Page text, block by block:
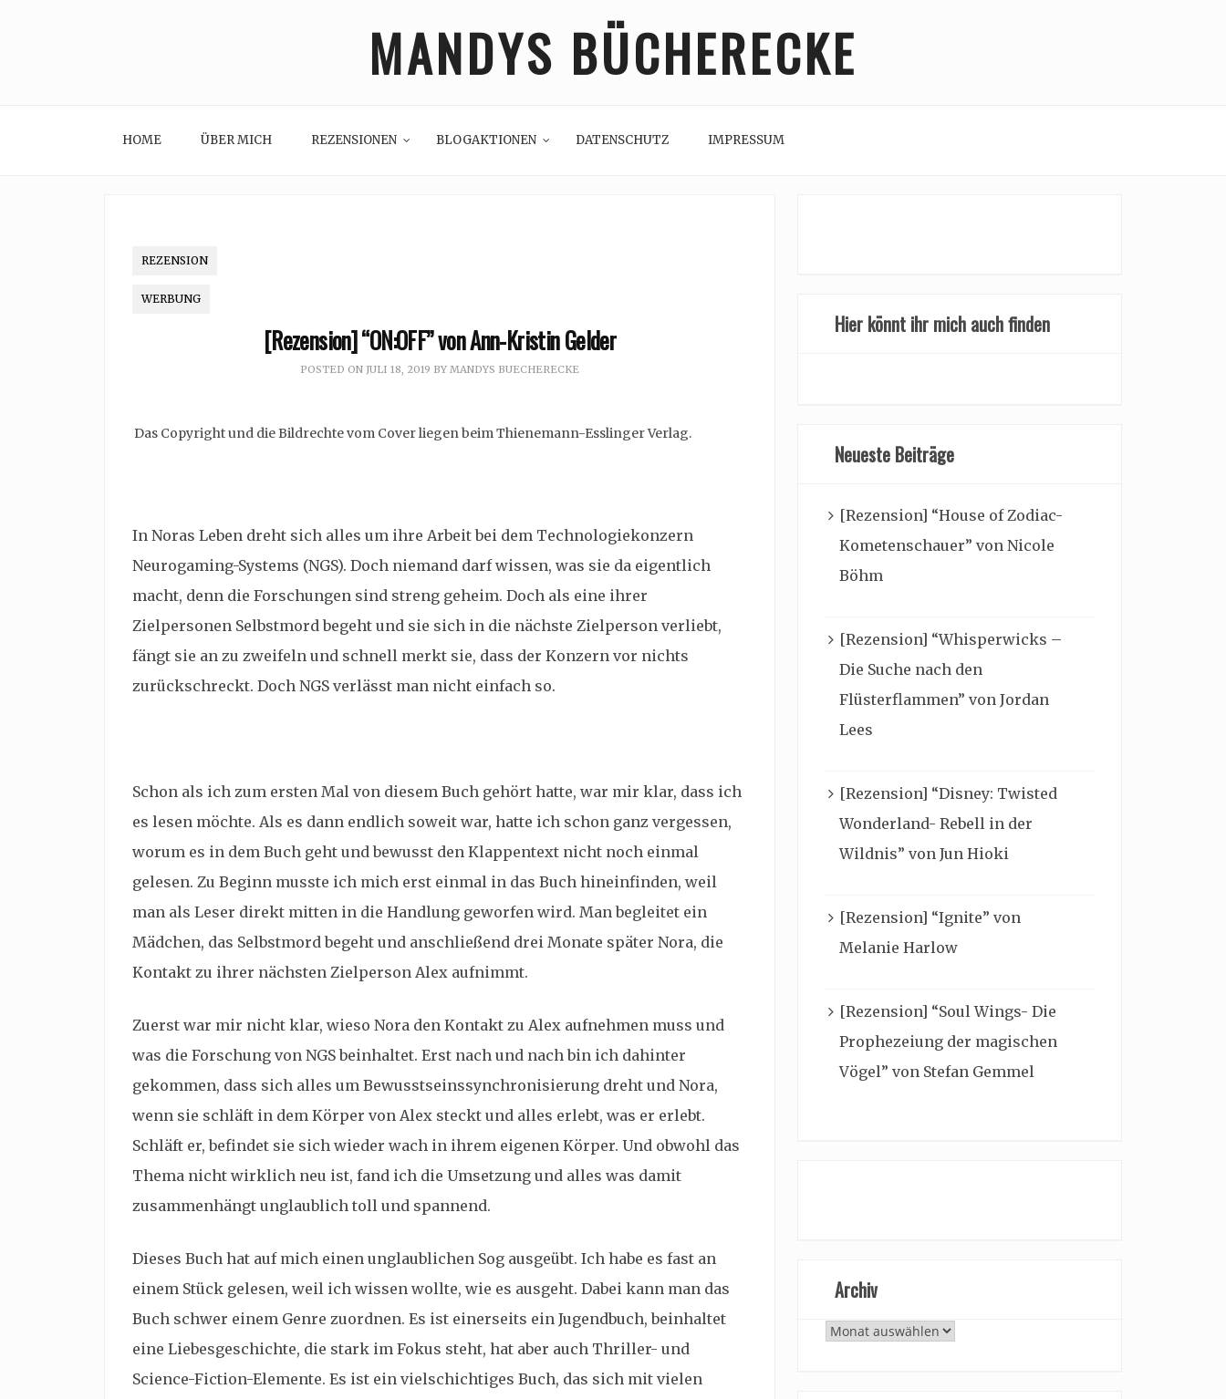
MANDYS BÜCHERECKE
HOME ÜBER MICH REZENSIONEN BLOGAKTIONEN DATENSCHUTZ IMPRESSUM
REZENSION
WERBUNG
[Rezension] “ON:OFF” von Ann-Kristin Gelder
POSTED ON JULI 18, 2019 BY MANDYS BUECHERECKE
Das Copyright und die Bildrechte vom Cover liegen beim Thienemann-Esslinger Verlag.
In Noras Leben dreht sich alles um ihre Arbeit bei dem Technologiekonzern
Neurogaming-Systems (NGS). Doch niemand darf wissen, was sie da eigentlich
macht, denn die Forschungen sind streng geheim. Doch als eine ihrer
Zielpersonen Selbstmord begeht und sie sich in die nächste Zielperson verliebt,
fängt sie an zu zweifeln und schnell merkt sie, dass der Konzern vor nichts
zurückschreckt. Doch NGS verlässt man nicht einfach so.
Schon als ich zum ersten Mal von diesem Buch gehört hatte, war mir klar, dass ich
es lesen möchte. Als es dann endlich soweit war, hatte ich schon ganz vergessen,
worum es in dem Buch geht und bewusst den Klappentext nicht noch einmal
gelesen. Zu Beginn musste ich mich erst einmal in das Buch hineinfinden, weil
man als Leser direkt mitten in die Handlung geworfen wird. Man begleitet ein
Mädchen, das Selbstmord begeht und anschließend drei Monate später Nora, die
Kontakt zu ihrer nächsten Zielperson Alex aufnimmt.
Zuerst war mir nicht klar, wieso Nora den Kontakt zu Alex aufnehmen muss und
was die Forschung von NGS beinhaltet. Erst nach und nach bin ich dahinter
gekommen, dass sich alles um Bewusstseinssynchronisierung dreht und Nora,
wenn sie schläft in dem Körper von Alex steckt und alles erlebt, was er erlebt.
Schläft er, befindet sie sich wieder wach in ihrem eigenen Körper. Und obwohl das
Thema nicht wirklich neu ist, fand ich die Umsetzung und alles was damit
zusammenhängt unglaublich toll und spannend.
Dieses Buch hat auf mich einen unglaublichen Sog ausgeübt. Ich habe es fast an
einem Stück gelesen, weil ich wissen wollte, wie es ausgeht. Dabei kann man das
Buch schwer einem Genre zuordnen. Es ist einerseits ein Jugendbuch, beinhaltet
eine Liebesgeschichte, die stark im Fokus steht, hat aber auch Thriller- und
Science-Fiction-Elemente. Es ist ein vielschichtiges Buch, das sich mit vielen
Hier könnt ihr mich auch finden
Neueste Beiträge
[Rezension] “House of Zodiac-
Kometenschauer” von Nicole
Böhm
[Rezension] “Whisperwicks –
Die Suche nach den
Flüsterflammen” von Jordan
Lees
[Rezension] “Disney: Twisted
Wonderland- Rebell in der
Wildnis” von Jun Hioki
[Rezension] “Ignite” von
Melanie Harlow
[Rezension] “Soul Wings- Die
Prophezeiung der magischen
Vögel” von Stefan Gemmel
Archiv
Archiv